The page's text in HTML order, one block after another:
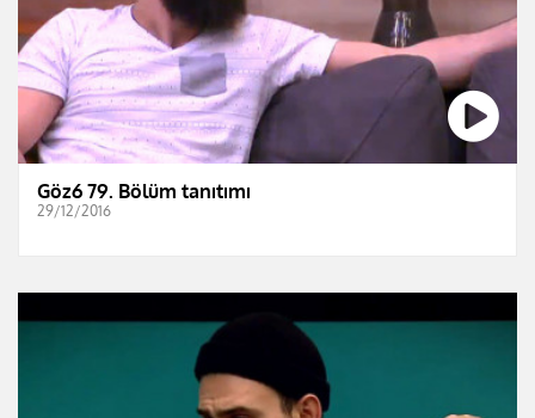
Göz6 79. Bölüm tanıtımı
29/12/2016